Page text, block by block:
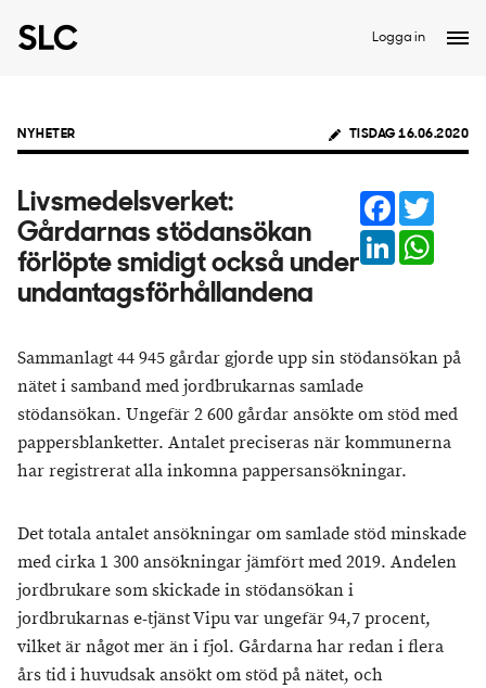
Logga in
NYHETER TISDAG 16.06.2020
Livsmedelsverket:
Gårdarnas stödansökan
förlöpte smidigt också under
undantagsförhållandena
Facebook
LinkedIn
Sammanlagt 44 945 gårdar gjorde upp sin stödansökan på
nätet i samband med jordbrukarnas samlade
stödansökan. Ungefär 2 600 gårdar ansökte om stöd med
pappersblanketter. Antalet preciseras när kommunerna
har registrerat alla inkomna pappersansökningar.
Det totala antalet ansökningar om samlade stöd minskade
med cirka 1 300 ansökningar jämfört med 2019. Andelen
jordbrukare som skickade in stödansökan i
jordbrukarnas e-tjänst Vipu var ungefär 94,7 procent,
vilket är något mer än i fjol. Gårdarna har redan i flera
års tid i huvudsak ansökt om stöd på nätet, och